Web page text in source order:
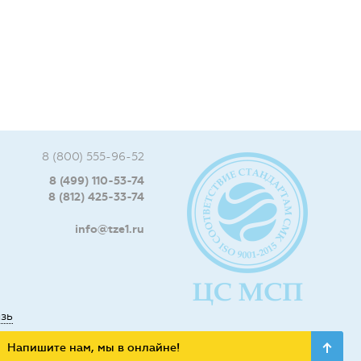
8 (800) 555-96-52
8 (499) 110-53-74
8 (812) 425-33-74
info@tze1.ru
Напишите нам, мы в онлайне!